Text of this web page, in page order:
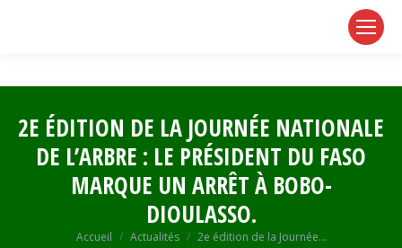
2E ÉDITION DE LA JOURNÉE NATIONALE
DE L’ARBRE : LE PRÉSIDENT DU FASO
MARQUE UN ARRÊT À BOBO-
DIOULASSO.
Vous êtes ici :
Accueil Actualités 2e édition de la Journée…